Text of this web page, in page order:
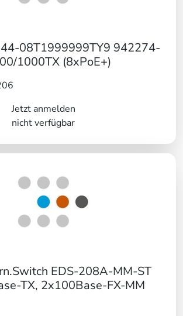
44-08T1999999TY9 942274-
1000TX (8xPoE+)
Jetzt anmelden
nicht verfügbar
EDS-208A-MM-ST
TX, 2x100Base-FX-MM